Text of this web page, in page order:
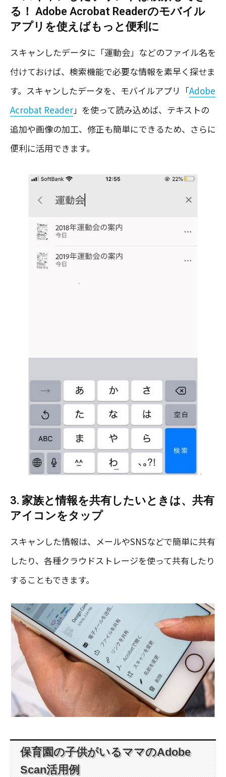
る！ Adobe Acrobat Readerのモバイル
アプリを使えばもっと便利に
スキャンしたデータに「運動会」などのファイル名を
付けておけば、検索機能で必要な情報を素早く探せま
す。スキャンしたデータを、モバイルアプリ「Adobe
Acrobat Reader」を使って読み込めば、テキストの
追加や画像の加工、修正も簡単にできるため、さらに
便利に活用できます。
3. 家族と情報を共有したいときは、共有
アイコンをタップ
スキャンした情報は、メールやSNSなどで簡単に共有
したり、各種クラウドストレージを使って共有したり
することもできます。
保育園の子供がいるママのAdobe
Scan活用例